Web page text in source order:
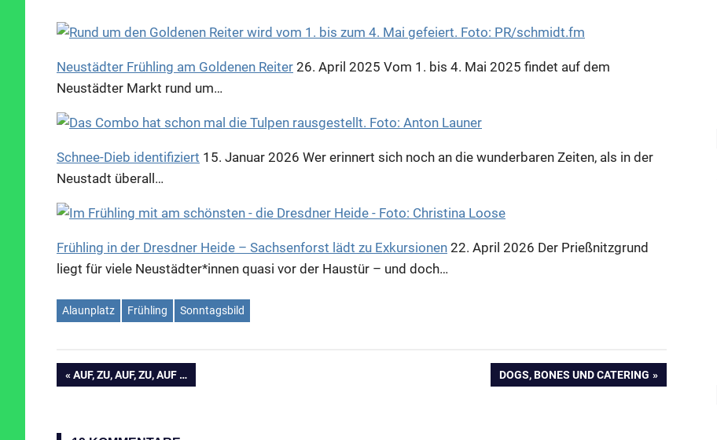
Neustädter Frühling am Goldenen Reiter 26. April 2025 Vom 1. bis 4. Mai 2025 findet auf dem
Neustädter Markt rund um…
Schnee-Dieb identifiziert 15. Januar 2026 Wer erinnert sich noch an die wunderbaren Zeiten, als in der
Neustadt überall…
Frühling in der Dresdner Heide – Sachsenforst lädt zu Exkursionen 22. April 2026 Der Prießnitzgrund
liegt für viele Neustädter*innen quasi vor der Haustür – und doch…
Alaunplatz Frühling Sonntagsbild
VORHERIGER
AUF, ZU, AUF, ZU, AUF …
NÄCHSTER
DOGS, BONES UND CATERING